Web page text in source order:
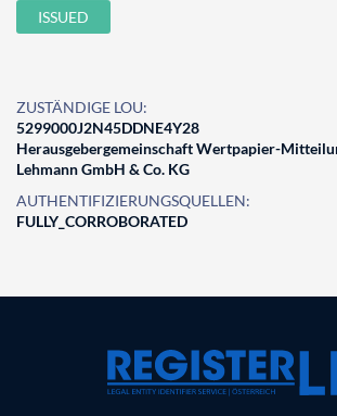
ISSUED
ZUSTÄNDIGE LOU:
5299000J2N45DDNE4Y28
Herausgebergemeinschaft Wertpapier-
Lehmann GmbH & Co. KG
AUTHENTIFIZIERUNGSQUELLEN:
FULLY_CORROBORATED